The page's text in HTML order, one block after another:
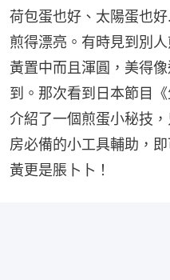
荷包蛋也好、太陽蛋也
煎得漂亮。有時見到別
黃置中而且渾圓，美得
到。那次看到日本節目
介紹了一個煎蛋小秘技
房必備的小工具輔助，
黃更是脹卜卜！